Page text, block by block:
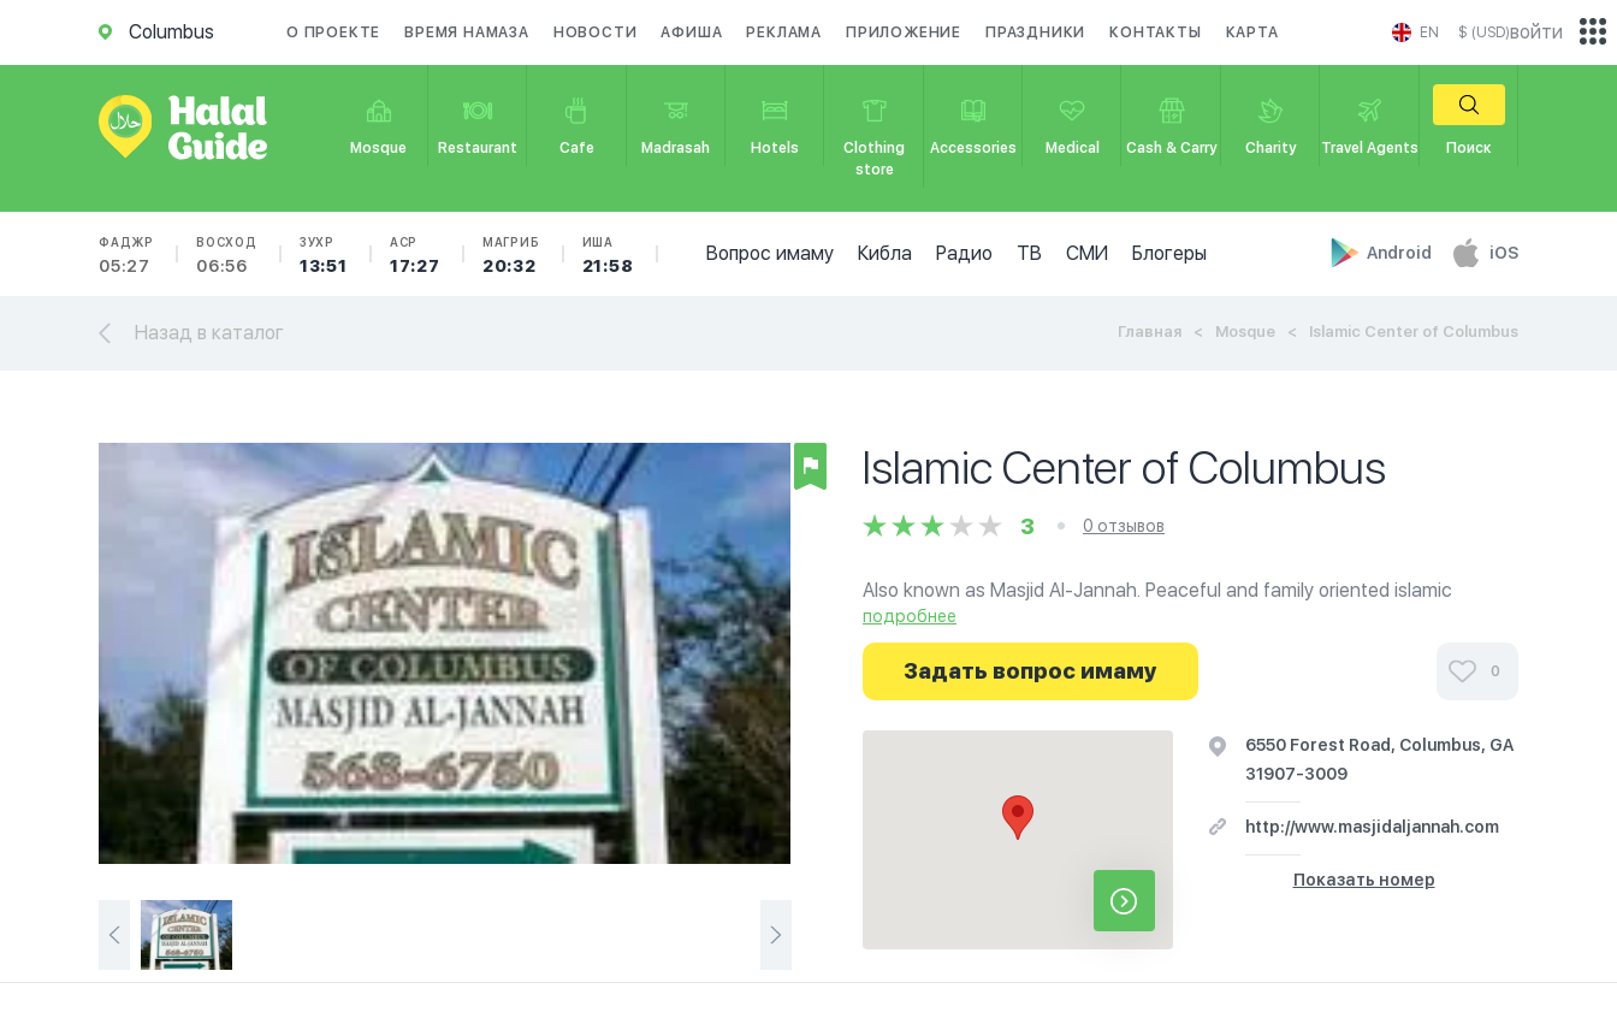
Columbus О ПРОЕКТЕ ВРЕМЯ НАМАЗА НОВОСТИ АФИША РЕКЛАМА ПРИЛОЖЕНИЕ ПРАЗДНИКИ КОНТАКТЫ КАРТА EN $ (USD)
Mosque Restaurant Cafe Madrasah Hotels
Clothing
store
Accessories Medical Cash & Carry Charity Travel Agents Поиск
ФАДЖР
05:27
ВОСХОД
06:56
ЗУХР
13:51
АСР
17:27
МАГРИБ
20:32
ИША
21:58
Вопрос имаму Кибла Радио ТВ СМИ Блогеры Android iOS
войти
Назад в каталог Главная Mosque Islamic Center of Columbus
Islamic Center of Columbus
3 0 отзывов
Also known as Masjid Al-Jannah. Peaceful and family oriented islamic
atmosphere, based on the holy Quran and the sunnah of the Prophet
Muhammad SW for all Muslims.
подробнее
Задать вопрос имаму 0
6550 Forest Road, Columbus, GA
31907-3009
http://www.masjidaljannah.com
Показать номер